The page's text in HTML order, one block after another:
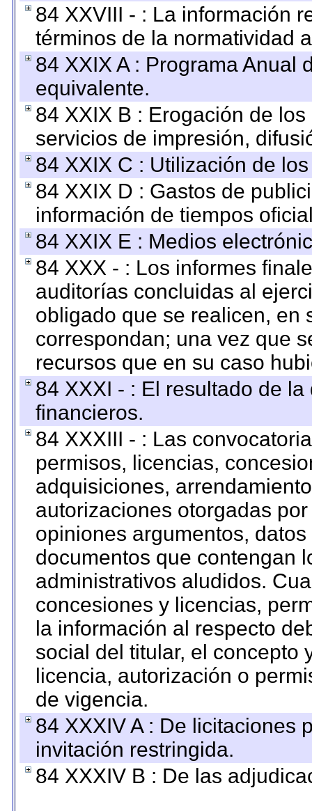
84 XXVIII - : La información
términos de la normatividad
84 XXIX A : Programa Anual
equivalente.
84 XXIX B : Erogación de
servicios de impresión,
84 XXIX C : Utilización de
84 XXIX D : Gastos de
información de tiempos
84 XXIX E : Medios
84 XXX - : Los informes
auditorías concluidas al
obligado que se realicen, en
correspondan; una vez que
recursos que en su caso
84 XXXI - : El resultado de
financieros.
84 XXXIII - : Las
permisos, licencias,
adquisiciones,
autorizaciones otorgadas
opiniones argumentos,
documentos que contengan
administrativos aludidos.
concesiones y licencias,
la información al respecto
social del titular, el concepto
licencia, autorización o
de vigencia.
84 XXXIV A : De licitaciones
invitación restringida.
84 XXXIV B : De las